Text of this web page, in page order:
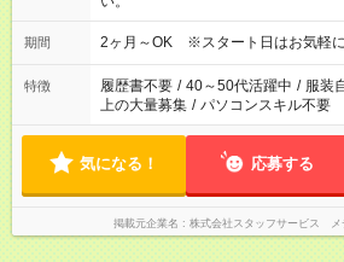
期間 2ヶ月～OK ※スタート日はお気軽に
特徴 履歴書不要 / 40～50代活躍中 / 服装
上の大量募集 / パソコンスキル不要
気になる！ 応募する
掲載元企業名 株式会社スタッフサービス メ